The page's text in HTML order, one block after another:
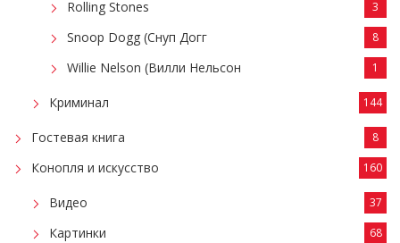
Rolling Stones 3
Snoop Dogg (Снуп Догг 8
Willie Nelson (Вилли Нельсон 1
Криминал 144
Гостевая книга 8
Конопля и искусство 160
Видео 37
Картинки 68